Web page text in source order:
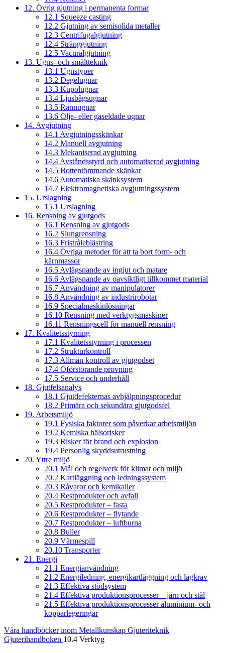
12. Övrig gjutning i permanenta formar
12.1 Squeeze casting
12.2 Gjutning av semisolida metaller
12.3 Centrifugalgjutning
12.4 Stränggjutning
12.5 Vacuralgjutning
13. Ugns- och smältteknik
13.1 Ugnstyper
13.2 Degelugnar
13.3 Kupolugnar
13.4 Ljusbågsugnar
13.5 Rännugnar
13.6 Olje- eller gaseldade ugnar
14. Avgjutning
14.1 Avgjutningsskänkar
14.2 Manuell avgjutning
14.3 Mekaniserad avgjutning
14.4 Avståndsstyrd och automatiserad avgjutning
14.5 Bottentömmande skänkar
14.6 Automatiska skänksystem
14.7 Elektromagnetiska avgjutningssystem
15. Urslagning
15.1 Urslagning
16. Rensning av gjutgods
16.1 Rensning av gjutgods
16.2 Slungrensning
16.3 Fristråleblästring
16.4 Övriga metoder för att ta bort form- och
kärnmassor
16.5 Avlägsnande av ingjut och matare
16.6 Avlägsnande av oavsiktligt tillkommet material
16.7 Användning av manipulatorer
16.8 Användning av industrirobotar
16.9 Specialmaskinlösningar
16.10 Rensning med verktygsmaskiner
16.11 Rensningscell för manuell rensning
17. Kvalitetsstyrning
17.1 Kvalitetsstyrning i processen
17.2 Strukturkontroll
17.3 Allmän kontroll av gjutgodset
17.4 Oförstörande provning
17.5 Service och underhåll
18. Gjutfelsanalys
18.1 Gjutdefekternas avhjälpningsprocedur
18.2 Primära och sekundära gjutgodsfel
19. Arbetsmiljö
19.1 Fysiska faktorer som påverkar arbetsmiljön
19.2 Kemiska hälsorisker
19.3 Risker för brand och explosion
19.4 Personlig skyddsutrustning
20. Yttre miljö
20.1 Mål och regelverk för klimat och miljö
20.2 Kartläggning och ledningssystem
20.3 Råvaror och kemikalier
20.4 Restprodukter och avfall
20.5 Restprodukter – fasta
20.6 Restprodukter – flytande
20.7 Restprodukter – luftburna
20.8 Buller
20.9 Värmespill
20.10 Transporter
21. Energi
21.1 Energianvändning
21.2 Energiledning, energikartläggning och lagkrav
21.3 Effektiva stödsystem
21.4 Effektiva produktionsprocesser – järn och stål
21.5 Effektiva produktionsprocesser aluminium- och
kopparlegeringar
Våra handböcker inom Metallkunskap Gjuteriteknik
Gjuterihandboken 10.4 Verktyg